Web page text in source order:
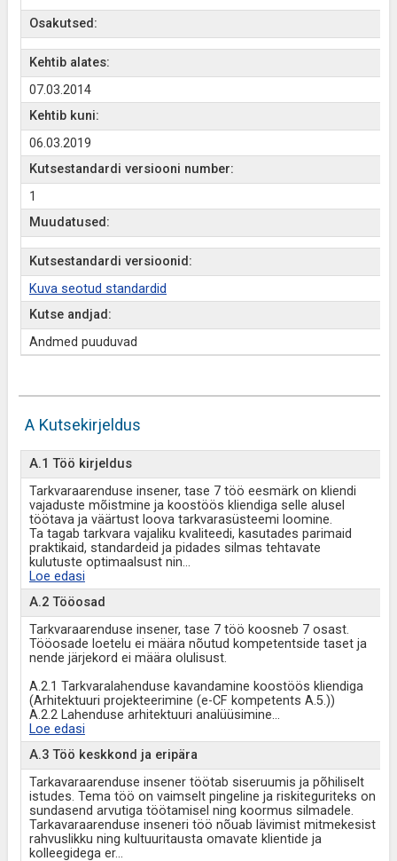
Osakutsed:
Kehtib alates:
07.03.2014
Kehtib kuni:
06.03.2019
Kutsestandardi versiooni number:
1
Muudatused:
Kutsestandardi versioonid:
Kuva seotud standardid
Kutse andjad:
Andmed puuduvad
A Kutsekirjeldus
A.1 Töö kirjeldus
Tarkvaraarenduse insener, tase 7 töö eesmärk on kliendi
vajaduste mõistmine ja koostöös kliendiga selle alusel
töötava ja väärtust loova tarkvarasüsteemi loomine.
Ta tagab tarkvara vajaliku kvaliteedi, kasutades parimaid
praktikaid, standardeid ja pidades silmas tehtavate
kulutuste optimaalsust nin...
Loe edasi
A.2 Tööosad
Tarkvaraarenduse insener, tase 7 töö koosneb 7 osast.
Tööosade loetelu ei määra nõutud kompetentside taset ja
nende järjekord ei määra olulisust.
A.2.1 Tarkvaralahenduse kavandamine koostöös kliendiga
(Arhitektuuri projekteerimine (e-CF kompetents A.5.))
A.2.2 Lahenduse arhitektuuri analüüsimine...
Loe edasi
A.3 Töö keskkond ja eripära
Tarkavaraarenduse insener töötab siseruumis ja põhiliselt
istudes. Tema töö on vaimselt pingeline ja riskiteguriteks on
sundasend arvutiga töötamisel ning koormus silmadele.
Tarkavaraarenduse inseneri töö nõuab lävimist mitmekesist
rahvuslikku ning kultuuritausta omavate klientide ja
kolleegidega er...